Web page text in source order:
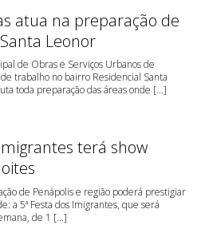
atua na preparação de
Leonor
de Obras e Serviços Urbanos de
trabalho no bairro Residencial Santa
toda preparação das áreas onde [...]
terá show
de Penápolis e região poderá prestigiar
a 5ª Festa dos Imigrantes, que será
de 1 [...]